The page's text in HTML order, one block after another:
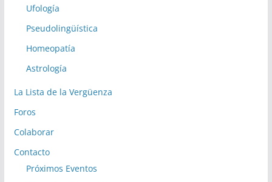
Ufología
Pseudolingüística
Homeopatía
Astrología
La Lista de la Vergüenza
Foros
Colaborar
Contacto
Próximos Eventos